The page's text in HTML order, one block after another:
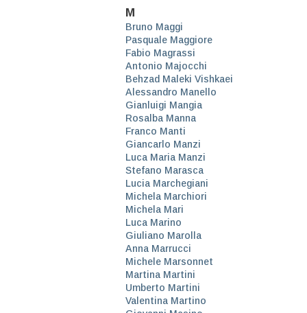
M
Bruno Maggi
Pasquale Maggiore
Fabio Magrassi
Antonio Majocchi
Behzad Maleki Vishkaei
Alessandro Manello
Gianluigi Mangia
Rosalba Manna
Franco Manti
Giancarlo Manzi
Luca Maria Manzi
Stefano Marasca
Lucia Marchegiani
Michela Marchiori
Michela Mari
Luca Marino
Giuliano Marolla
Anna Marrucci
Michele Marsonnet
Martina Martini
Umberto Martini
Valentina Martino